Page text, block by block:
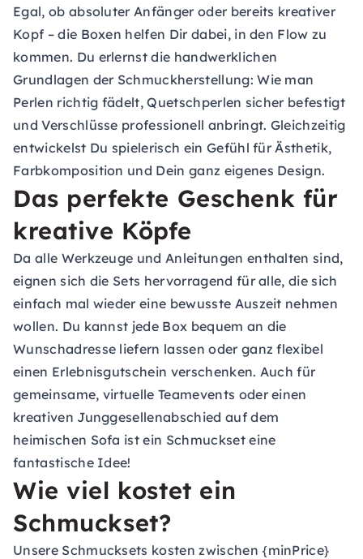
Egal, ob absoluter Anfänger oder bereits kreativer
Kopf – die Boxen helfen Dir dabei, in den Flow zu
kommen. Du erlernst die handwerklichen
Grundlagen der Schmuckherstellung: Wie man
Perlen richtig fädelt, Quetschperlen sicher befestigt
und Verschlüsse professionell anbringt. Gleichzeitig
entwickelst Du spielerisch ein Gefühl für Ästhetik,
Farbkomposition und Dein ganz eigenes Design.
Das perfekte Geschenk für
kreative Köpfe
Da alle Werkzeuge und Anleitungen enthalten sind,
eignen sich die Sets hervorragend für alle, die sich
einfach mal wieder eine bewusste Auszeit nehmen
wollen. Du kannst jede Box bequem an die
Wunschadresse liefern lassen oder ganz flexibel
einen Erlebnisgutschein verschenken. Auch für
gemeinsame, virtuelleTeamevents oder einen
kreativen Junggesellenabschied auf dem
heimischen Sofa ist ein Schmuckset eine
fantastische Idee!
Wie viel kostet ein
Schmuckset?
Unsere Schmucksets kosten zwischen {minPrice}